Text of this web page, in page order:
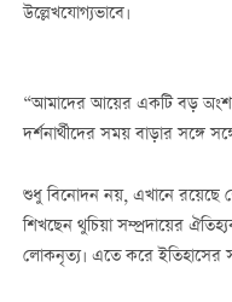
উল্লেখযোগ্যভাবে।
“আমাদের আয়ের একটি বড় অংশ
দর্শনার্থীদের সময় বাড়ার সঙ্গে
শুধু বিনোদন নয়, এখানে রয়েছে
শিখছেন থুচিয়া সম্প্রদায়ের
লোকনৃত্য। এতে করে ইতিহাসের